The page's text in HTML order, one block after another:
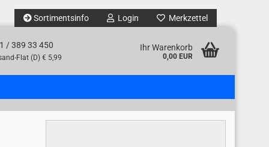
Sortimentsinfo Login Merkzettel
/ 389 33 450
Flat (D) € 5,99
Ihr Warenkorb
0,00 EUR